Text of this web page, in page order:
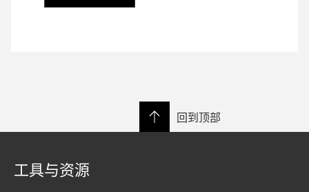
回到顶部
工具与资源